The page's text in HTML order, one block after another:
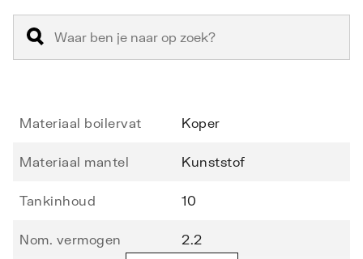
Materiaal boilervat Koper
Materiaal mantel Kunststof
Tankinhoud 10
Nom. vermogen 2.2